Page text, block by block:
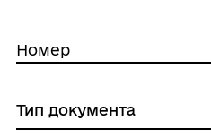
Номер